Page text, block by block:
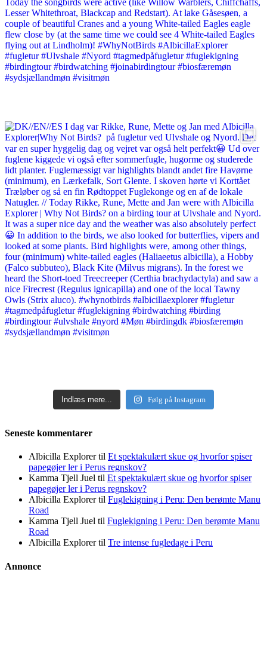
Indlæs mere... Følg på Instagram
Seneste kommentarer
Albicilla Explorertil Et spektakulært skue og hvorfor spiser
papegøjer ler i Perus regnskov?
Kamma Tjell Juel til Et spektakulært skue og hvorfor spiser
papegøjer ler i Perus regnskov?
Albicilla Explorertil Fuglekigning i Peru: Den berømte Manu
Road
Kamma Tjell Juel til Fuglekigning i Peru: Den berømte Manu
Road
Albicilla Explorertil Tre intense fugledage i Peru
Annonce